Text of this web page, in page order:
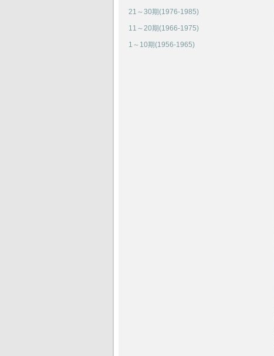
21～30期(1976-1985)
11～20期(1966-1975)
1～10期(1956-1965)